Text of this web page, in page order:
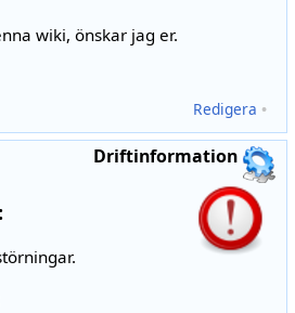
wiki, önskar jag er.
Redigera •
Driftinformation